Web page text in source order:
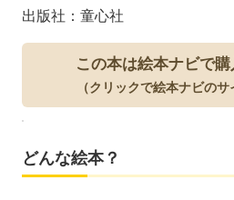
出版社：童心社
この本は絵本ナビで
（クリックで絵本ナビのサ
どんな絵本？